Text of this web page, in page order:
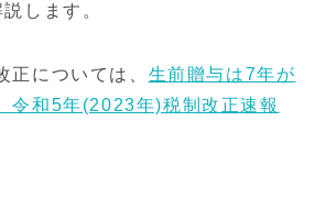
します。
正については、 生前贈与は7年が
和5年(2023年)税制改正速報